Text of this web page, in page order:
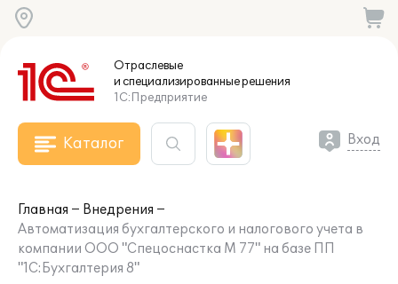
Отраслевые
и специализированныерешения
1С:Предприятие
Каталог Вход
Главная
Внедрения
Автоматизация бухгалтерского и налогового учета в
компании ООО "Спецоснастка М 77" на базе ПП
"1С:Бухгалтерия 8"